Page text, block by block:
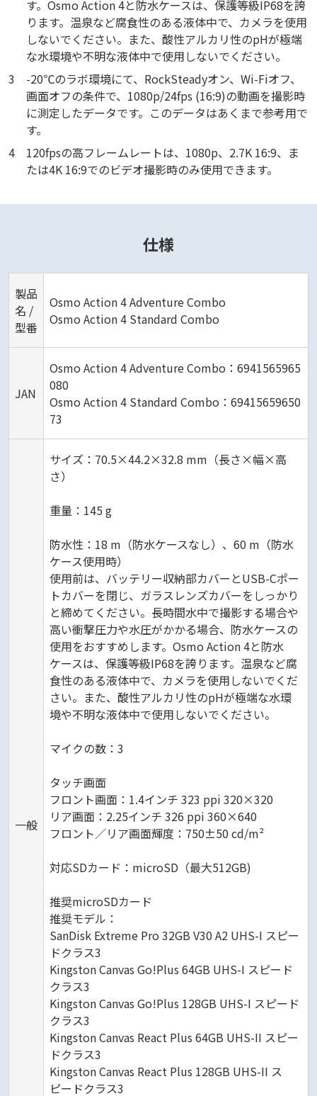
す。Osmo Action 4と防水ケースは、保護等級IP68を誇
ります。温泉など腐食性のある液体中で、カメラを使用
しないでください。また、酸性アルカリ性のpHが極端
な水環境や不明な液体中で使用しないでください。
3
-20℃のラボ環境にて、RockSteadyオン、Wi-Fiオフ、
画面オフの条件で、1080p/24fps (16:9)の動画を撮影時
に測定したデータです。このデータはあくまで参考用で
す。
4
120fpsの高フレームレートは、1080p、2.7K 16:9、ま
たは4K 16:9でのビデオ撮影時のみ使用できます。
仕様
製品
名 /
型番
Osmo Action 4 Adventure Combo
Osmo Action 4 Standard Combo
JAN
Osmo Action 4 Adventure Combo：6941565965
080
Osmo Action 4 Standard Combo：69415659650
73
一般
サイズ：70.5×44.2×32.8 mm（長さ×幅×高
さ）
重量：145 g
防水性：18 m（防水ケースなし）、60 m（防水
ケース使用時）
使用前は、バッテリー収納部カバーとUSB-Cポー
トカバーを閉じ、ガラスレンズカバーをしっかり
と締めてください。長時間水中で撮影する場合や
高い衝撃圧力や水圧がかかる場合、防水ケースの
使用をおすすめします。Osmo Action 4と防水
ケースは、保護等級IP68を誇ります。温泉など腐
食性のある液体中で、カメラを使用しないでくだ
さい。また、酸性アルカリ性のpHが極端な水環
境や不明な液体中で使用しないでください。
マイクの数：3
タッチ画面
フロント画面：1.4インチ 323 ppi 320×320
リア画面：2.25インチ 326 ppi 360×640
フロント／リア画面輝度：750±50 cd/m²
対応SDカード：microSD（最大512GB)
推奨microSDカード
推奨モデル：
SanDisk Extreme Pro 32GB V30 A2 UHS-I スピー
ドクラス3
Kingston Canvas Go!Plus 64GB UHS-I スピード
クラス3
Kingston Canvas Go!Plus 128GB UHS-I スピード
クラス3
Kingston Canvas React Plus 64GB UHS-II スピー
ドクラス3
Kingston Canvas React Plus 128GB UHS-II ス
ピードクラス3